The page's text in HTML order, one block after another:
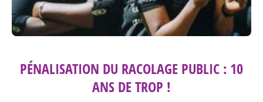
PÉNALISATION DU RACOLAGE PUBLIC : 10
ANS DE TROP !